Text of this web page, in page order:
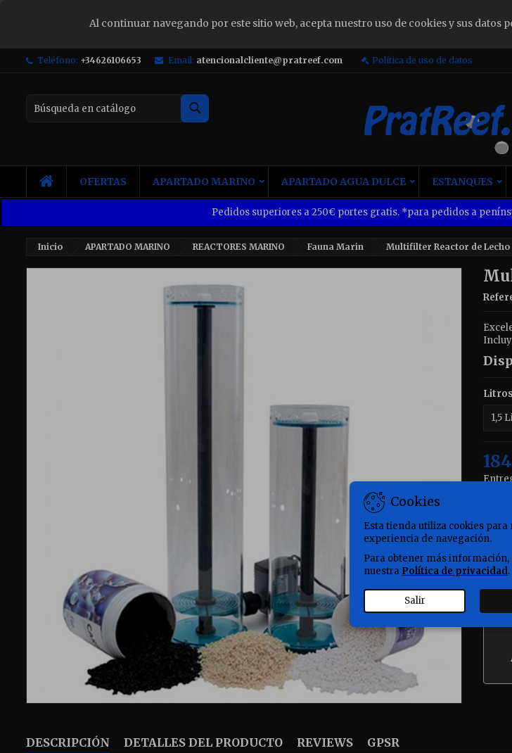
Al continuar navegando por este sitio web, acepta nuestro uso de cookies y sus datos
Teléfono: +34626106653 Email: atencionalcliente@pratreef.com Política de uso de datos
INICIOOFERTAS APARTADO MARINO APARTADO AGUA DULCE ESTANQUES
Pedidos superiores a 250€ portes gratis. *para pedidos a
Inicio APARTADO MARINO REACTORES MARINO Fauna Marin Multifilter Reactor de
Litros

DESCRIPCIÓN DETALLES DEL PRODUCTO REVIEWS GPSR
Cookies
Esta tienda utiliza cookies para
experiencia de navegación.
Para obtener más información,
nuestra Política de privacidad.
Salir